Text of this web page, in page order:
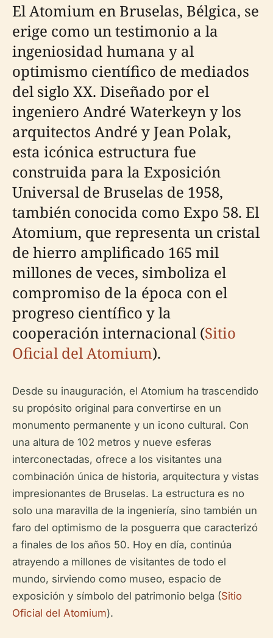
El Atomium en Bruselas, Bélgica, se
erige como un testimonio a la
ingeniosidad humana y al
optimismo científico de mediados
del siglo XX. Diseñado por el
ingeniero André Waterkeyn y los
arquitectos André y Jean Polak,
esta icónica estructura fue
construida para la Exposición
Universal de Bruselas de 1958,
también conocida como Expo 58. El
Atomium, que representa un cristal
de hierro amplificado 165 mil
millones de veces, simboliza el
compromiso de la época con el
progreso científico y la
cooperación internacional (Sitio
Oficial del Atomium).
Desde su inauguración, el Atomium ha trascendido
su propósito original para convertirse en un
monumento permanente y un icono cultural. Con
una altura de 102 metros y nueve esferas
interconectadas, ofrece a los visitantes una
combinación única de historia, arquitectura y vistas
impresionantes de Bruselas. La estructura es no
solo una maravilla de la ingeniería, sino también un
faro del optimismo de la posguerra que caracterizó
a finales de los años 50. Hoy en día, continúa
atrayendo a millones de visitantes de todo el
mundo, sirviendo como museo, espacio de
exposición y símbolo del patrimonio belga (Sitio
Oficial del Atomium).